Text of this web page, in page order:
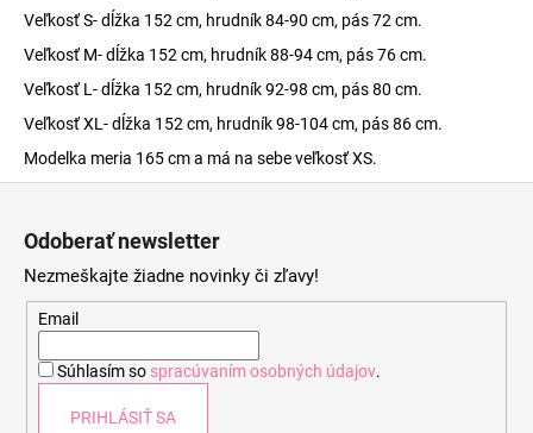
Veľkosť S- dĺžka 152 cm, hrudník 84-90 cm, pás 72 cm.
Veľkosť M- dĺžka 152 cm, hrudník 88-94 cm, pás 76 cm.
Veľkosť L- dĺžka 152 cm, hrudník 92-98 cm, pás 80 cm.
Veľkosť XL- dĺžka 152 cm, hrudník 98-104 cm, pás 86 cm.
Modelka meria 165 cm a má na sebe veľkosť XS.
Odoberať newsletter
Nezmeškajte žiadne novinky či zľavy!
Email
Súhlasím so spracúvaním osobných údajov.
PRIHLÁSIŤ SA